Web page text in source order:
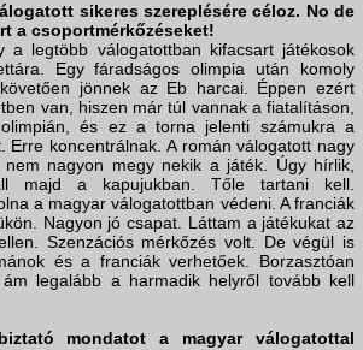
sikeres szereplésére céloz. No de
a csoportmérkőzéseket!
a legtöbb válogatottban kifacsart játékosok
Egy fáradságos olimpia után komoly
jönnek az Eb harcai. Éppen ezért
van, hiszen már túl vannak a fiatalításon,
és ez a torna jelenti számukra a
Erre koncentrálnak. A román válogatott nagy
nem nagyon megy nekik a játék. Úgy hírlik,
majd a kapujukban. Tőle tartani kell.
a magyar válogatottban védeni. A franciák
Nagyon jó csapat. Láttam a játékukat az
Szenzációs mérkőzés volt. De végül is
és a franciák verhetőek. Borzasztóan
legalább a harmadik helyről tovább kell
mondatot a magyar válogatottal